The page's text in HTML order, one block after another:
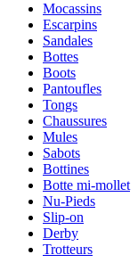
Mocassins
Escarpins
Sandales
Bottes
Boots
Pantoufles
Tongs
Chaussures
Mules
Sabots
Bottines
Botte mi-mollet
Nu-Pieds
Slip-on
Derby
Trotteurs